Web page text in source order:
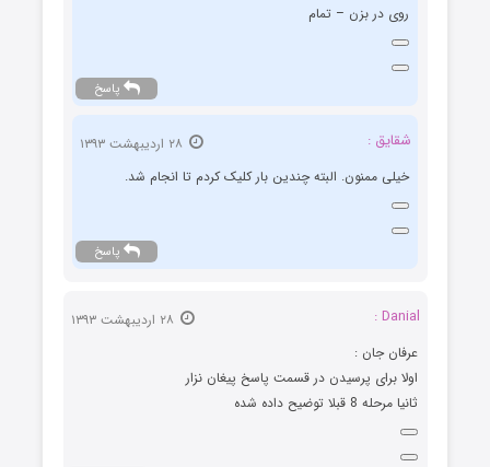
روی در بزن – تمام
پاسخ
شقایق :
خیلی ممنون. البته چندین بار کلیک کردم تا انجام شد.
پاسخ
Danial :
عرفان جان :
اولا برای پرسیدن در قسمت پاسخ پیغان نزار
ثانیا مرحله 8 قبلا توضیح داده شده